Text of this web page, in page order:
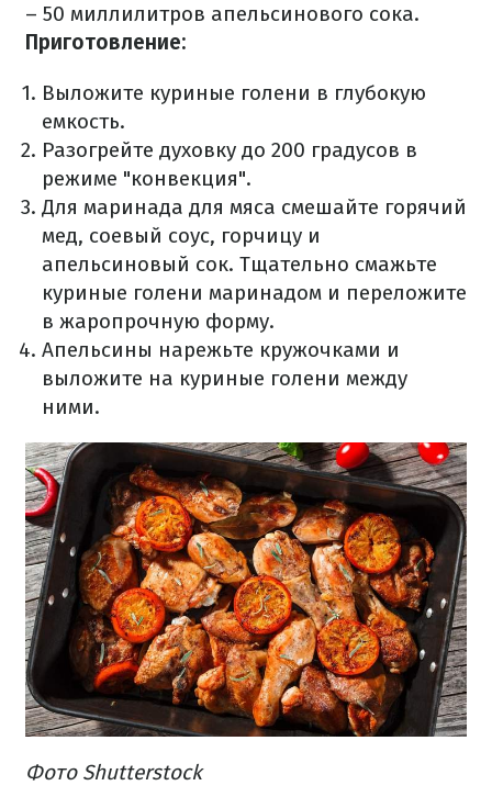
– 50 миллилитров апельсинового сока.
Приготовление:
Выложите куриные голени в глубокую
емкость.
Разогрейте духовку до 200 градусов в
режиме "конвекция".
Для маринада для мяса смешайте горячий
мед, соевый соус, горчицу и
апельсиновый сок. Тщательно смажьте
куриные голени маринадом и переложите
в жаропрочную форму.
Апельсины нарежьте кружочками и
выложите на куриные голени между
ними.
Фото Shutterstock